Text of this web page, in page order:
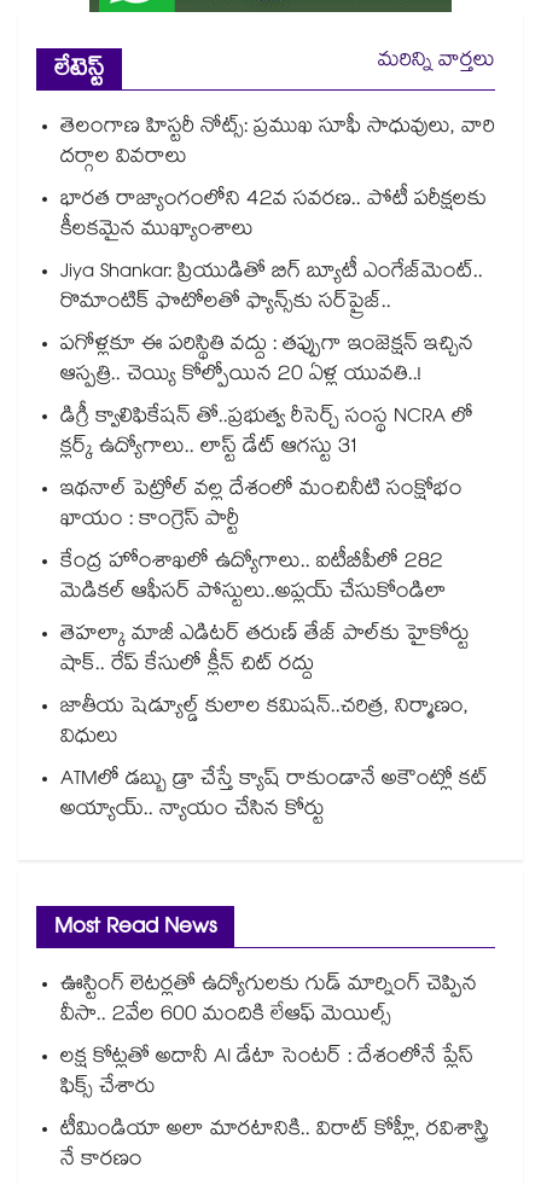
లేటెస్ట్
మరిన్ని వార్తలు
తెలంగాణ హిస్టరీ నోట్స్: ప్రముఖ సూఫీ సాధువులు, వారి
దర్గాల వివరాలు
భారత రాజ్యాంగంలోని 42వ సవరణ.. పోటీ పరీక్షలకు
కీలకమైన ముఖ్యాంశాలు
Jiya Shankar: ప్రియుడితో బిగ్ బ్యూటీ ఎంగేజ్‌మెంట్..
రొమాంటిక్ ఫొటోలతో ఫ్యాన్స్⁬కు సర్‌ప్రైజ్..
పగోళ్లకూ ఈ పరిస్థితి వద్దు : తప్పుగా ఇంజెక్షన్ ఇచ్చిన
ఆస్పత్రి.. చెయ్యి కోల్పోయిన 20 ఏళ్ల యువతి..!
డిగ్రీ క్వాలిఫికేషన్ తో..ప్రభుత్వ రీసెర్చ్ సంస్థ NCRA లో
క్లర్క్ ఉద్యోగాలు.. లాస్ట్ డేట్ ఆగస్టు 31
ఇథనాల్ పెట్రోల్ వల్ల దేశంలో మంచినీటి సంక్షోభం
ఖాయం : కాంగ్రెస్ పార్టీ
కేంద్ర హోంశాఖలో ఉద్యోగాలు.. ఐటీబీపీలో 282
మెడికల్ ఆఫీసర్ పోస్టులు..అప్లయ్ చేసుకోండిలా
తెహల్కా మాజీ ఎడిటర్ తరుణ్ తేజ్ పాల్⁭కు హైకోర్టు
షాక్.. రేప్ కేసులో క్లీన్ చిట్ రద్దు
జాతీయ షెడ్యూల్డ్ కులాల కమిషన్..చరిత్ర, నిర్మాణం,
విధులు
ATMలో డబ్బు డ్రా చేస్తే క్యాష్ రాకుండానే అకౌంట్లో కట్
అయ్యాయ్.. న్యాయం చేసిన కోర్టు
Most Read News
ఊస్టింగ్ లెటర్లతో ఉద్యోగులకు గుడ్ మార్నింగ్ చెప్పిన
వీసా.. 2వేల 600 మందికి లేఆఫ్ మెయిల్స్
లక్ష కోట్లతో అదానీ AI డేటా సెంటర్ : దేశంలోనే ప్లేస్
ఫిక్స్ చేశారు
టీమిండియా అలా మారటానికి.. విరాట్ కోహ్లీ, రవిశాస్త్రి
నే కారణం